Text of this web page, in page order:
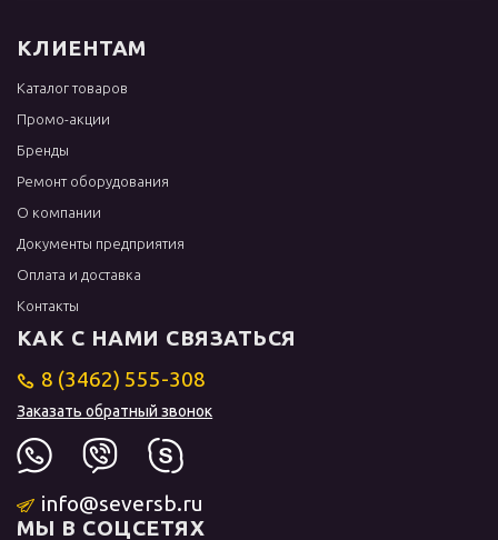
КЛИЕНТАМ
Каталог товаров
Промо-акции
Бренды
Ремонт оборудования
О компании
Документы предприятия
Оплата и доставка
Контакты
КАК С НАМИ СВЯЗАТЬСЯ
8 (3462) 555-308
Заказать обратный звонок
info@seversb.ru
МЫ В СОЦСЕТЯХ